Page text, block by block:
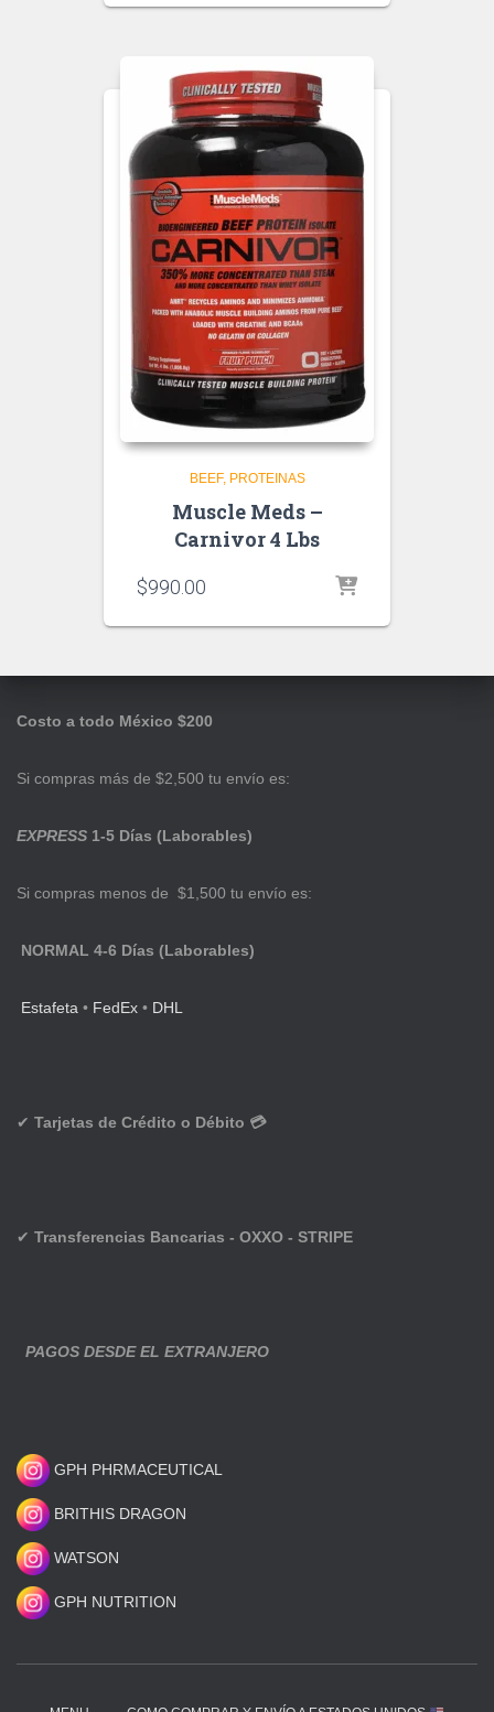
BEEF PROTEINAS
Muscle Meds –
Carnivor 4 Lbs
$990.00
Costo a todo México $200
Si compras más de $2,500 tu envío es:
EXPRESS 1-5 Días (Laborables)
Si compras menos de $1,500 tu envío es:
NORMAL 4-6 Días (Laborables)
Estafeta • FedEx • DHL
✔ Tarjetas de Crédito o Débito 💳
✔ Transferencias Bancarias - OXXO - STRIPE
PAGOS DESDE EL EXTRANJERO
GPH PHRMACEUTICAL
BRITHIS DRAGON
WATSON
GPH NUTRITION